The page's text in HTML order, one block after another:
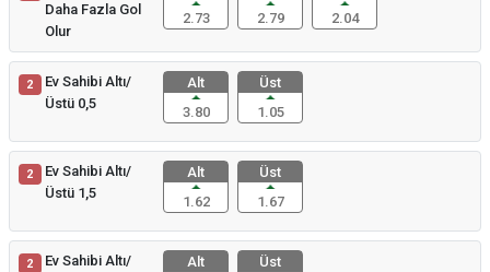
Daha Fazla Gol
Olur
2.73
2.79
2.04
2
Ev Sahibi Altı/
Üstü 0,5
Alt
3.80
Üst
1.05
2
Ev Sahibi Altı/
Üstü 1,5
Alt
1.62
Üst
1.67
2
Ev Sahibi Altı/
Alt
Üst